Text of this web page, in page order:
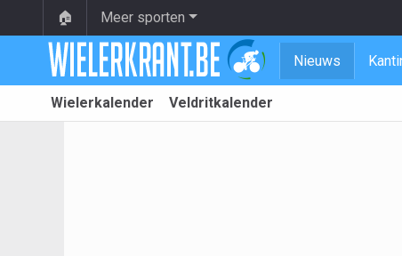
🏠 Meer sporten
Nieuws
Wielerkalender Veldritkalender